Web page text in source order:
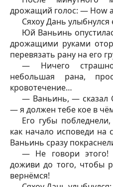
дрожащий голос: — How
Сяхоу Дань
Юй Ваньинь
дрожащими руками
перевязать рану на его
— Ничего
небольшая рана,
кровотечение…
— Ваньинь, — сказал
— я должен тебе кое в
Его губы
как начало исповеди
Ваньинь сразу
— Не говори
доживи до того, чтобы
вернёмся!